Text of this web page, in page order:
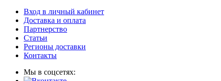
Вход в личный кабинет
Доставка и оплата
Партнерство
Статьи
Регионы доставки
Контакты
Мы в соцсетях: